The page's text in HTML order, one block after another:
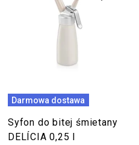
Darmowa dostawa
Syfon do bitej śmietany
DELÍCIA 0,25 l